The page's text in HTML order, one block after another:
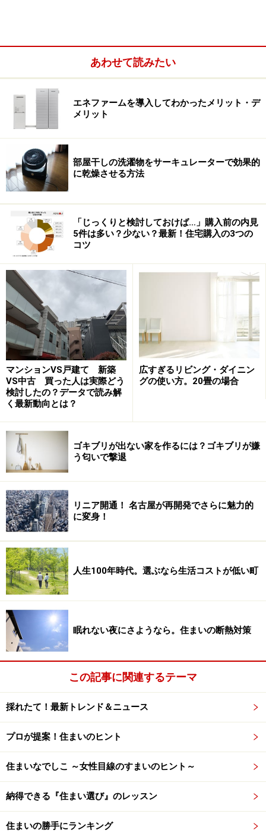
外よりも家の中の方が暑いなんて！
住んで初めての夏に気がついた、家の中が「非常に暑
い」ということに。朝外出して夕方帰宅すると室温が40
度近くもあり、家に入ってまずしなくてはいけないのは
「家中の窓を開けて換気すること」。その後、クーラー
をガンガンにかけるけれどもなかなか涼しくならない。
仕事の後に疲れた体でそんな家には帰りたくないですよ
ね。その家のせいで体調を崩しかねません。部屋が冷え
るまで時間がかかるので、エアコン代も高くついてしま
います。
失敗例2：冬に寒い！
家の中なのに寒いから厚着をしなきゃいけないなんて…
冬、家の中にいても風邪をひきやすい。寒いので家の中
でも厚着をしている。子どもが布団をはいでいないか心
配で夜中に何度もチェックしている……。家の中にいるの
に「風邪をひかないか」と心配しなきゃいけないなん
さらに「冬に寒い家」が原因で恐ろしい事故につながる
恐れもあります。それは、ヒートショックです。ヒート
ショックとは、家の中の急激な温度差が原因で身体に大
きな負担がかかり、心筋梗塞や脳梗塞を引き起こすこと
いわれています。
失敗例3：日当たり、眺望
あわせて読みたい
エネファームを導入してわかったメリット・デ
メリット
部屋干しの洗濯物をサーキュレーターで効果的
に乾燥させる方法
「じっくりと検討しておけば…」購入前の内見
5件は多い？少ない？最新！住宅購入の3つの
コツ
マンションVS戸建て 新築
VS中古 買った人は実際どう
検討したの？データで読み解
く最新動向とは？
広すぎるリビング・ダイニン
グの使い方。20畳の場合
ゴキブリが出ない家を作るには？ゴキブリが嫌
う匂いで撃退
リニア開通！ 名古屋が再開発でさらに魅力的
に変身！
人生100年時代。選ぶなら生活コストが低い町
眠れない夜にさようなら。住まいの断熱対策
この記事に関連するテーマ
採れたて！最新トレンド＆ニュース
プロが提案！住まいのヒント
住まいなでしこ ～女性目線のすまいのヒント～
納得できる『住まい選び』のレッスン
住まいの勝手にランキング